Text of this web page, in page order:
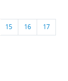
15 16 17